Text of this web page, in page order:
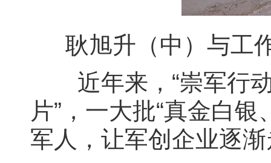
耿旭升（中）与工
近年来，“崇军行动
片”，一大批“真金白
军人，让军创企业逐